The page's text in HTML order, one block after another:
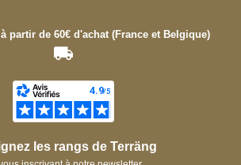
partir de 60€ d'achat (France et Belgique)
les rangs de Terräng